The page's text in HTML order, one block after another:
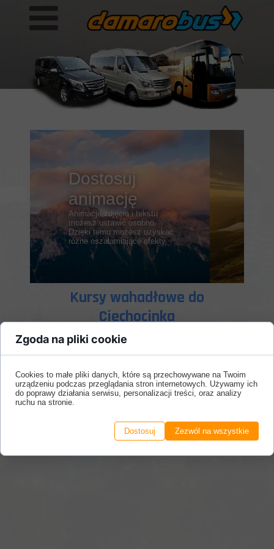
Dostosuj
animację
Animacje zdjęcia i tekstu
możesz ustawić osobno.
Dzięki temu możesz uzyskać
różne oszałamiające efekty
W okresie wakacyjnym nasze busy i autokary
wykonują regularne przewozy grup żydowskich
Ciechocinka czyli jednego z najpopularniejszych
uzdrowisk w Polsce.
Dzięki rozbudowanej flocie busów i autokarów
Kursy wahadłowe do
Ciechocinka
Zgoda na pliki cookie
Cookies to małe pliki danych, które są przechowywane na Twoim
urządzeniu podczas przeglądania stron internetowych. Używamy ich
do poprawy działania serwisu, personalizacji treści, oraz analizy
ruchu na stronie.
Dostosuj Zezwól na wszystkie